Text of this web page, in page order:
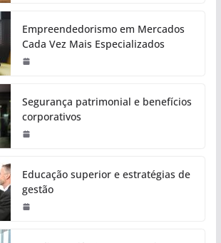
Empreendedorismo em Mercados
Cada Vez Mais Especializados
Segurança patrimonial e benefícios
corporativos
Educação superior e estratégias de
gestão